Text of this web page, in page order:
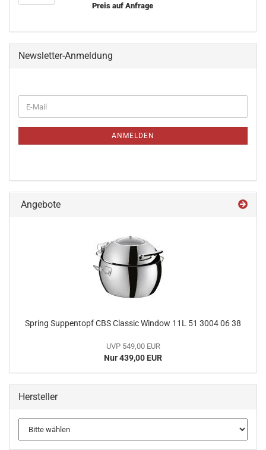
Preis auf Anfrage
Newsletter-Anmeldung
ZUR
E-
Mail
ANMELDEN
Angebote
Spring Suppentopf CBS Classic Window 11L 51 3004 06 38
UVP 549,00 EUR
Nur 439,00 EUR
Hersteller